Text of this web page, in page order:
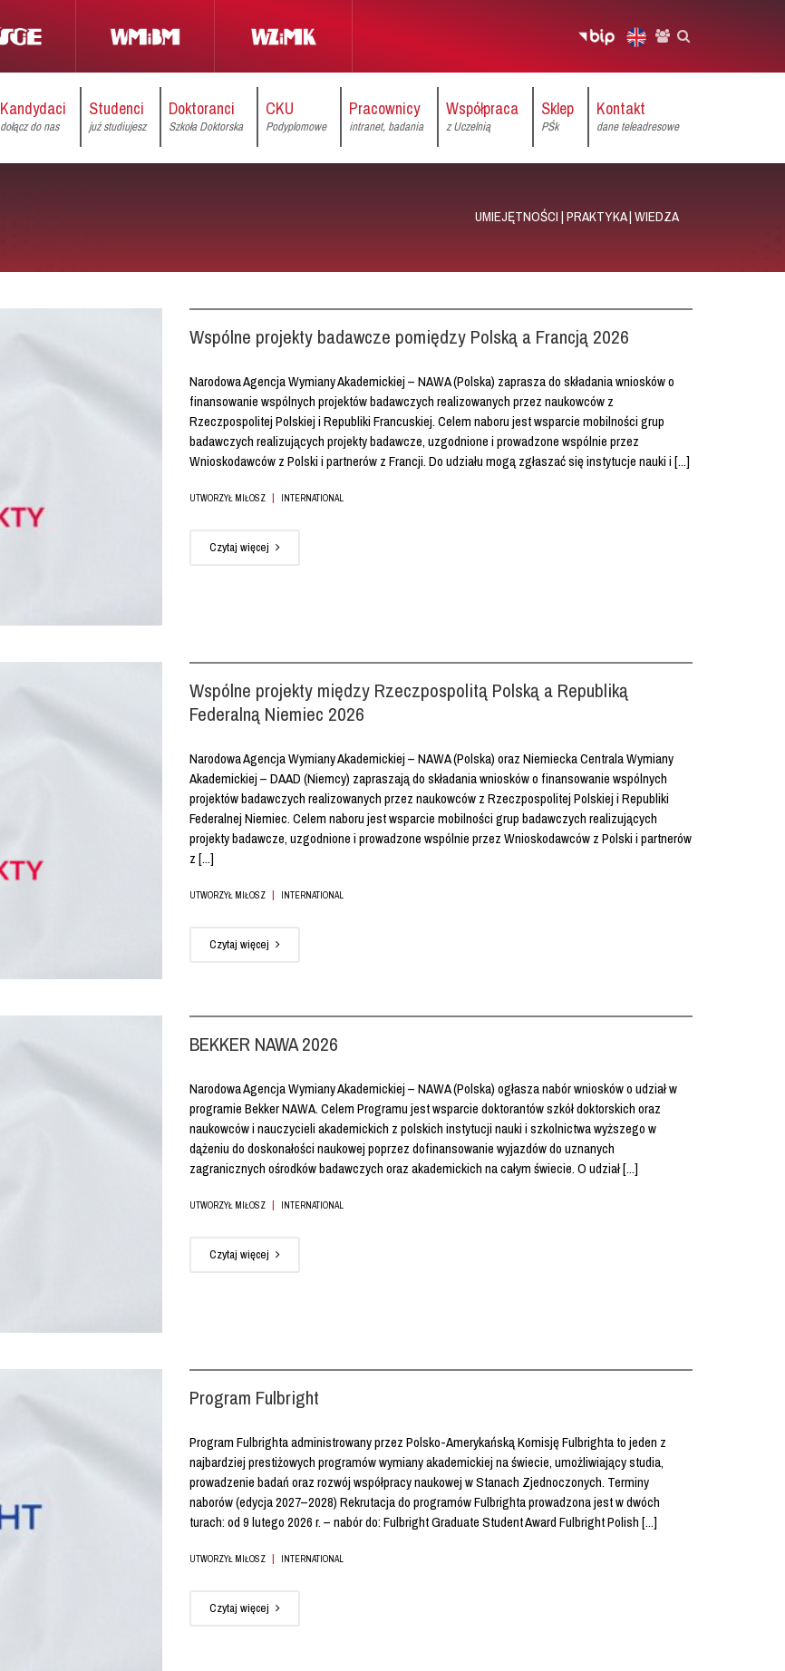
Kandydaci
dołącz do nas
Studenci
już studiujesz
Doktoranci
Szkoła Doktorska
CKU
Podyplomowe
Pracownicy
intranet, badania
Współpraca
z Uczelnią
Sklep
PŚk
Kontakt
dane teleadresowe
UMIEJĘTNOŚCI | PRAKTYKA | WIEDZA
Wspólne projekty badawcze pomiędzy Polską a Francją 2026
Narodowa Agencja Wymiany Akademickiej – NAWA (Polska) zaprasza do składania wniosków o
finansowanie wspólnych projektów badawczych realizowanych przez naukowców z
Rzeczpospolitej Polskiej i Republiki Francuskiej. Celem naboru jest wsparcie mobilności grup
badawczych realizujących projekty badawcze, uzgodnione i prowadzone wspólnie przez
Wnioskodawców z Polski i partnerów z Francji. Do udziału mogą zgłaszać się instytucje nauki i [...]
UTWORZYŁ MIŁOSZ | INTERNATIONAL
Czytaj więcej
Wspólne projekty między Rzeczpospolitą Polską a Republiką
Federalną Niemiec 2026
Narodowa Agencja Wymiany Akademickiej – NAWA (Polska) oraz Niemiecka Centrala Wymiany
Akademickiej – DAAD (Niemcy) zapraszają do składania wniosków o finansowanie wspólnych
projektów badawczych realizowanych przez naukowców z Rzeczpospolitej Polskiej i Republiki
Federalnej Niemiec. Celem naboru jest wsparcie mobilności grup badawczych realizujących
projekty badawcze, uzgodnione i prowadzone wspólnie przez Wnioskodawców z Polski i partnerów
z [...]
UTWORZYŁ MIŁOSZ | INTERNATIONAL
Czytaj więcej
BEKKER NAWA 2026
Narodowa Agencja Wymiany Akademickiej – NAWA (Polska) ogłasza nabór wniosków o udział w
programie Bekker NAWA. Celem Programu jest wsparcie doktorantów szkół doktorskich oraz
naukowców i nauczycieli akademickich z polskich instytucji nauki i szkolnictwa wyższego w
dążeniu do doskonałości naukowej poprzez dofinansowanie wyjazdów do uznanych
zagranicznych ośrodków badawczych oraz akademickich na całym świecie. O udział [...]
UTWORZYŁ MIŁOSZ | INTERNATIONAL
Czytaj więcej
Program Fulbright
Program Fulbrighta administrowany przez Polsko-Amerykańską Komisję Fulbrighta to jeden z
najbardziej prestiżowych programów wymiany akademickiej na świecie, umożliwiający studia,
prowadzenie badań oraz rozwój współpracy naukowej w Stanach Zjednoczonych. Terminy
naborów (edycja 2027–2028) Rekrutacja do programów Fulbrighta prowadzona jest w dwóch
turach: od 9 lutego 2026 r. – nabór do: Fulbright Graduate Student Award Fulbright Polish [...]
UTWORZYŁ MIŁOSZ | INTERNATIONAL
Czytaj więcej